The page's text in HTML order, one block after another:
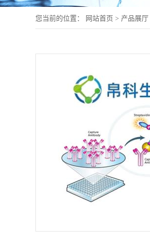
您当前的位置： 网站首页 > 产品展厅